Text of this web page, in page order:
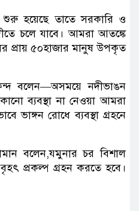
হয়েছে তাতে সরকারি ও
চলে যাবে। আমরা আতঙ্কে
প্রায় ৫০হাজার মানুষ উপকৃত
বলেন—অসময়ে নদীভাঙন
ব্যবস্থা না নেওয়া আমরা
ভাঙ্গন রোধে ব্যবস্থা গ্রহনে
বলেন,যমুনার চর বিশাল
প্রকল্প গ্রহন করতে হবে।